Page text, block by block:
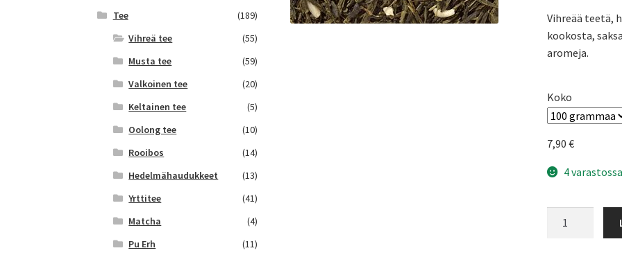
Vihreää teetä,
kookosta,
aromeja.
Koko
7,90 €
4
Tee
(189)
Vihreä tee
(55)
Musta tee
(59)
Valkoinen tee
(20)
Keltainen tee
(5)
Oolong tee
(10)
Rooibos
(14)
Hedelmähaudukkeet
(13)
Yrttitee
(41)
Matcha
(4)
Pu Erh
(11)